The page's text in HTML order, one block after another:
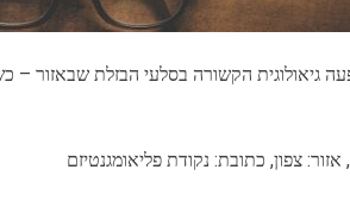
גיאולוגית הקשורה בסלעי הבזלת
צפון, כתובת: נקודת פליאומגנטיזם